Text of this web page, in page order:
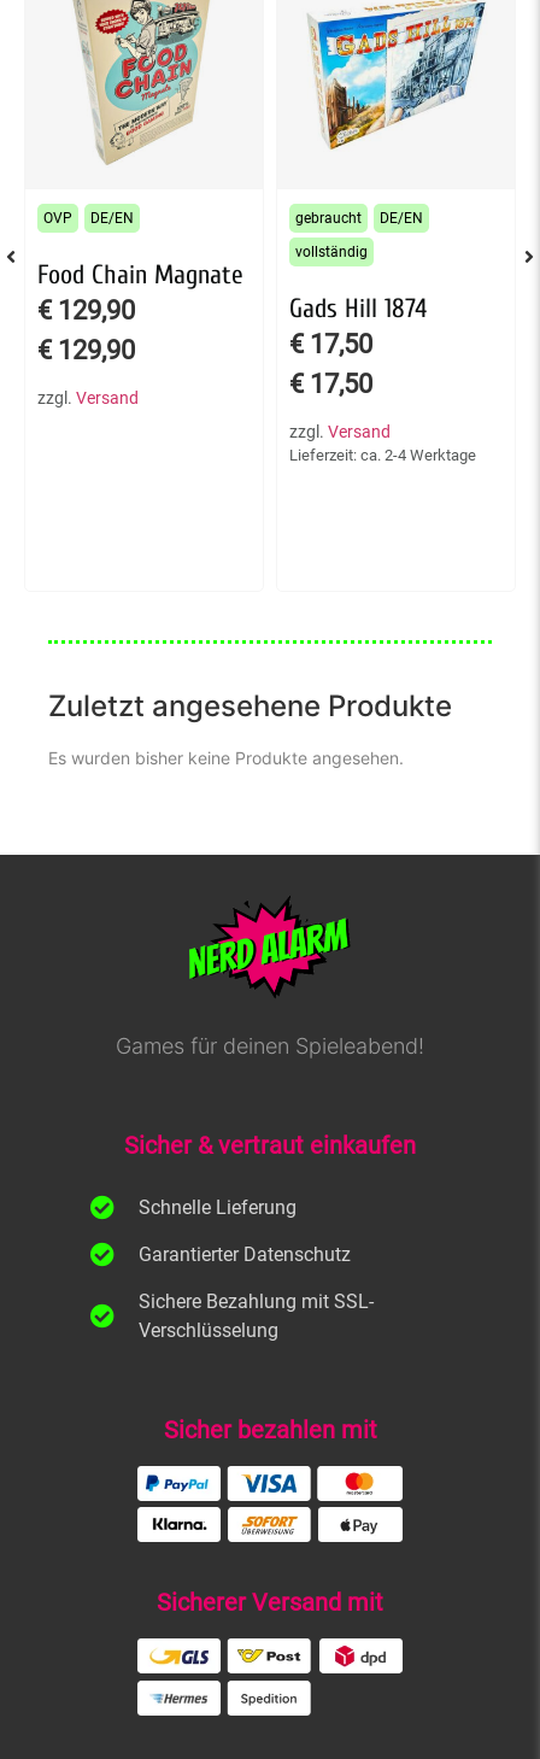
Food Chain Magnate
€ 129,90
€ 129,90
zzgl. Versand
OVP DE/EN
Gads Hill 1874
€ 17,50
€ 17,50
zzgl. Versand
Lieferzeit: ca. 2-4 Werktage
gebraucht
DE/EN
vollständig
Zuletzt angesehene Produkte
Es wurden bisher keine Produkte angesehen.
Games für deinen Spieleabend!
Sicher & vertraut einkaufen
Schnelle Lieferung
Garantierter Datenschutz
Sichere Bezahlung mit SSL-
Verschlüsselung
Sicher bezahlen mit
Sicherer Versand mit